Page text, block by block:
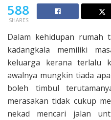
588
SHARES
Dalam kehidupan rumah
kadangkala memiliki
keluarga kerana terlalu
awalnya mungkin tiada
boleh timbul
merasakan tidak cukup
nekad mencari jalan